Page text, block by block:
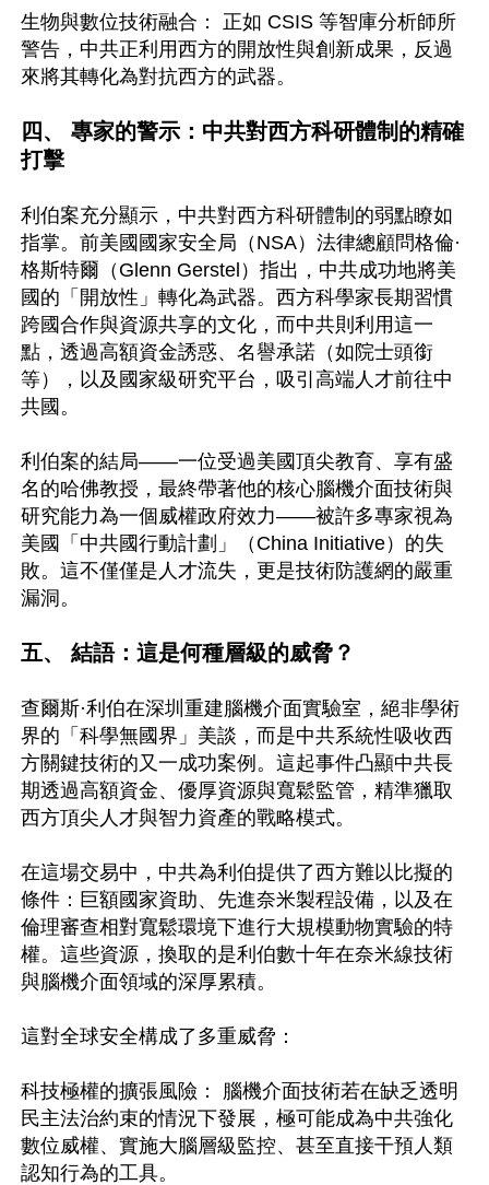
生物與數位技術融合： 正如 CSIS 等智庫分析師所
警告，中共正利用西方的開放性與創新成果，反過
來將其轉化為對抗西方的武器。
四、 專家的警示：中共對西方科研體制的精確
打擊
利伯案充分顯示，中共對西方科研體制的弱點瞭如
指掌。前美國國家安全局（NSA）法律總顧問格倫·
格斯特爾（Glenn Gerstel）指出，中共成功地將美
國的「開放性」轉化為武器。西方科學家長期習慣
跨國合作與資源共享的文化，而中共則利用這一
點，透過高額資金誘惑、名譽承諾（如院士頭銜
等），以及國家級研究平台，吸引高端人才前往中
共國。
利伯案的結局——一位受過美國頂尖教育、享有盛
名的哈佛教授，最終帶著他的核心腦機介面技術與
研究能力為一個威權政府效力——被許多專家視為
美國「中共國行動計劃」（China Initiative）的失
敗。這不僅僅是人才流失，更是技術防護網的嚴重
漏洞。
五、 結語：這是何種層級的威脅？
查爾斯·利伯在深圳重建腦機介面實驗室，絕非學術
界的「科學無國界」美談，而是中共系統性吸收西
方關鍵技術的又一成功案例。這起事件凸顯中共長
期透過高額資金、優厚資源與寬鬆監管，精準獵取
西方頂尖人才與智力資產的戰略模式。
在這場交易中，中共為利伯提供了西方難以比擬的
條件：巨額國家資助、先進奈米製程設備，以及在
倫理審查相對寬鬆環境下進行大規模動物實驗的特
權。這些資源，換取的是利伯數十年在奈米線技術
與腦機介面領域的深厚累積。
這對全球安全構成了多重威脅：
科技極權的擴張風險： 腦機介面技術若在缺乏透明
民主法治約束的情況下發展，極可能成為中共強化
數位威權、實施大腦層級監控、甚至直接干預人類
認知行為的工具。